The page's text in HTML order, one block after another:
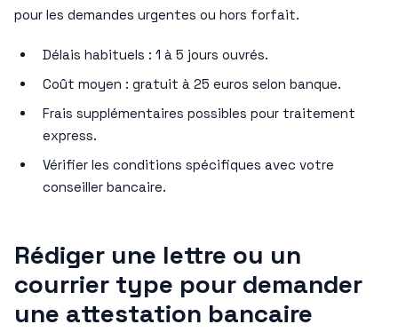
pour les demandes urgentes ou hors forfait.
Délais habituels : 1 à 5 jours ouvrés.
Coût moyen : gratuit à 25 euros selon banque.
Frais supplémentaires possibles pour traitement
express.
Vérifier les conditions spécifiques avec votre
conseiller bancaire.
Rédiger une lettre ou un
courrier type pour demander
une attestation bancaire